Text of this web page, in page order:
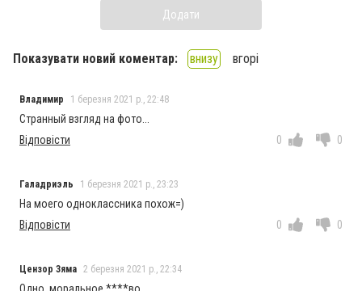
Додати
Показувати новий коментар: внизу вгорі
Владимир 1 березня 2021 р., 22:48
Странный взгляд на фото...
Відповісти
0 0
Галадриэль 1 березня 2021 р., 23:23
На моего одноклассника похож=)
Відповісти
0 0
Цензор Зяма 2 березня 2021 р., 22:34
Одно моральное ****во....